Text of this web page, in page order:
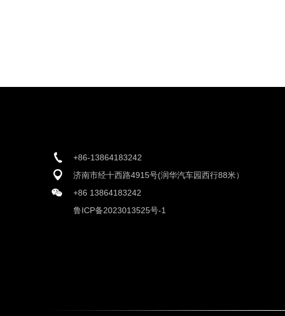
+86-13864183242
济南市经十西路4915号(润华汽车园西行88米）
+86 13864183242
鲁ICP备2023013525号-1